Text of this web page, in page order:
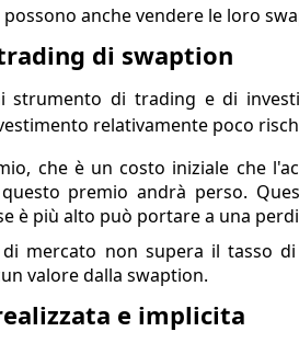
anche vendere le loro
di swaption
strumento di trading e di
relativamente poco
che è un costo iniziale che
premio andrà perso.
è più alto può portare a una
mercato non supera il tasso
valore dalla swaption.
e implicita